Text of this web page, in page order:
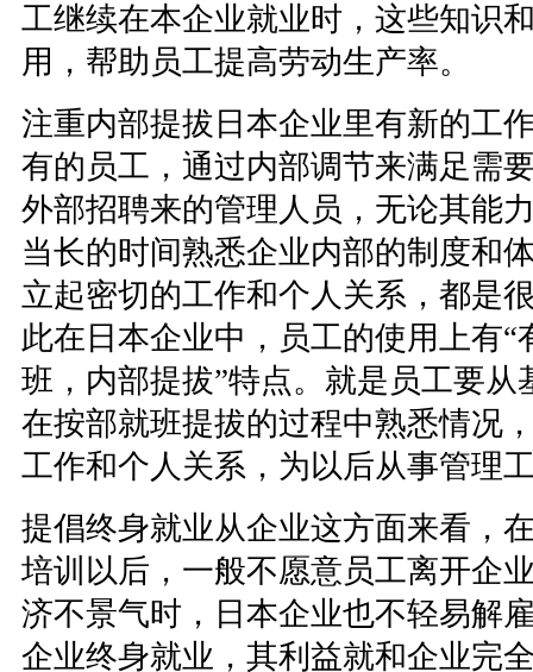
工继续在本企业就业时，这些知识
用，帮助员工提高劳动生产率。
注重内部提拔日本企业里有新的工
有的员工，通过内部调节来满足需
外部招聘来的管理人员，无论其能
当长的时间熟悉企业内部的制度和
立起密切的工作和个人关系，都是
此在日本企业中，员工的使用上有“
班，内部提拔”特点。就是员工要从
在按部就班提拔的过程中熟悉情况
工作和个人关系，为以后从事管理
提倡终身就业从企业这方面来看，
培训以后，一般不愿意员工离开企
济不景气时，日本企业也不轻易解
企业终身就业，其利益就和企业完